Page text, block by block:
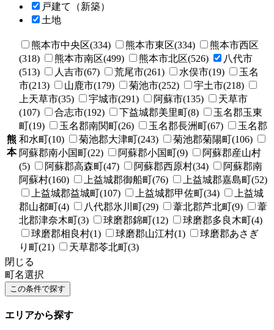
戸建て（新築）
土地
熊
本
熊本市中央区(334) 熊本市東区(334)
熊本市西区
(318)
熊本市南区(499) 熊本市北区(526)
八代市
(513)
人吉市(67) 荒尾市(261) 水俣市(19)
玉名
市(213)
山鹿市(179) 菊池市(252)
宇土市(218)
上天草市(35)
宇城市(291) 阿蘇市(135)
天草市
(107)
合志市(192) 下益城郡美里町(8)
玉名郡玉東
町(19)
玉名郡南関町(26) 玉名郡長洲町(67)
玉名郡
和水町(10)
菊池郡大津町(243)
菊池郡菊陽町(106)
阿蘇郡南小国町(22)
阿蘇郡小国町(9)
阿蘇郡産山村
(5)
阿蘇郡高森町(47) 阿蘇郡西原村(34)
阿蘇郡南
阿蘇村(160)
上益城郡御船町(76)
上益城郡嘉島町(52)
上益城郡益城町(107)
上益城郡甲佐町(34)
上益城
郡山都町(4)
八代郡氷川町(29) 葦北郡芦北町(9)
葦
北郡津奈木町(3)
球磨郡錦町(12)
球磨郡多良木町(4)
球磨郡相良村(1)
球磨郡山江村(1)
球磨郡あさぎ
り町(21)
天草郡苓北町(3)
閉じる
町名選択
エリアから探す